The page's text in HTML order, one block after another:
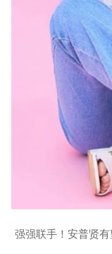
强强联手！安普贤